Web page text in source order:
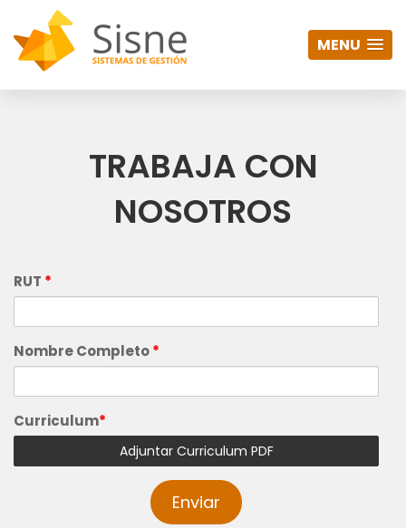
MENU
TRABAJA CON
NOSOTROS
RUT *
Nombre Completo*
Curriculum*
Adjuntar Curriculum PDF